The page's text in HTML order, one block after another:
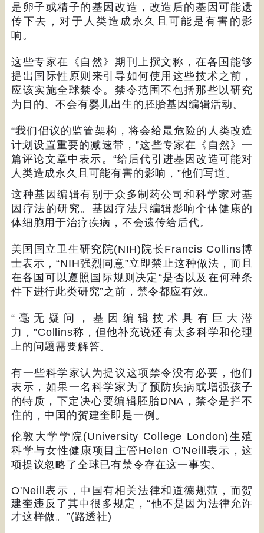
是卵子或精子的基因改造，改造后的基因可能遗
传下去，对于人类造成永久且可能是有害的影
响。
这些专家在《自然》期刊上撰文称，在各国能够
提出国际性原则来引导如何使用这些技术之前，
应该实施全球禁令。禁令范围不包括那些以研究
为目的、不会有婴儿出生的胚胎基因编辑活动。
“我们倡议的监管架构，将会给最危险的人类改造
计划设置重要的减速带，”这些专家在《自然》一
篇评论文章中表示。 “给后代引进基因改造可能对
人类造成永久且可能有害的影响， ”他们写道。
这种基因编辑有别于众多制药公司和科学家对基
因疗法的研究。基因疗法只编辑影响个体健康的
体细胞用于治疗疾病，不会遗传给后代。
美国国立卫生研究院(NIH) 院长Francis Collins博
士表示，“NIH强烈同意”立即禁止这种做法，而且
在各国可以遵照国际规则决定 “是否以及在何种条
件下进行此类研究”之前，禁令都应有效。
“ 毫无疑问，基因编辑技术具有巨大潜
力，”Collins称，但他补充说还有太多科学和伦理
上的问题需要解答。
有一些科学家认为提议这项禁令没有必要，他们
表示，如果一名科学家为了预防疾病或增强孩子
的特质，下定决心要编辑胚胎DNA ，禁令是拦不
住的，中国的贺建奎即是一例。
伦敦大学学院(University College London) 生殖
科学与女性健康项目主管 Helen O'Neill 表示，这
项提议忽略了全球已有禁令存在这一事实。
O'Neill 表示，中国有相关法律和道德规范，而贺
建奎违反了其中很多规定，“他不是因为法律允许
才这样做。 ”(路透社)